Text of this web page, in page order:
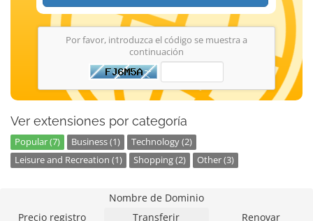
Por favor, introduzca el código se muestra a
continuación
Ver extensiones por categoría
Popular (7) Business (1)
Technology (2)
Leisure and Recreation (1)
Shopping (2) Other (3)
Nombre de Dominio
Precio registro
Transferir Renovar